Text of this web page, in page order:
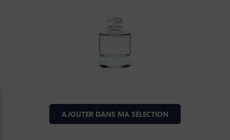
AJOUTER DANS MA SÉLECTION